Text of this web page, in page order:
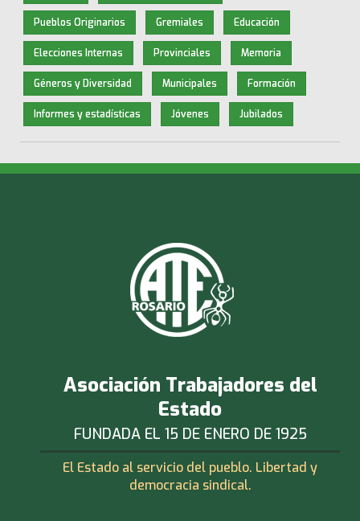
Pueblos Originarios Gremiales Educación
Elecciones Internas Provinciales Memoria
Géneros y Diversidad Municipales Formación
Informes y estadísticas Jóvenes Jubilados
Asociación Trabajadores del
Estado
FUNDADA EL 15 DE ENERO DE 1925
El Estado al servicio del pueblo. Libertad y
democracia sindical.